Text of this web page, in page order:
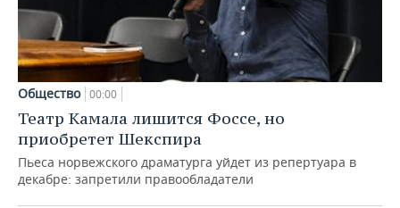
Общество 00:00
Театр Камала лишится Фоссе, но
приобретет Шекспира
Пьеса норвежского драматурга уйдет из репертуара в
декабре: запретили правообладатели